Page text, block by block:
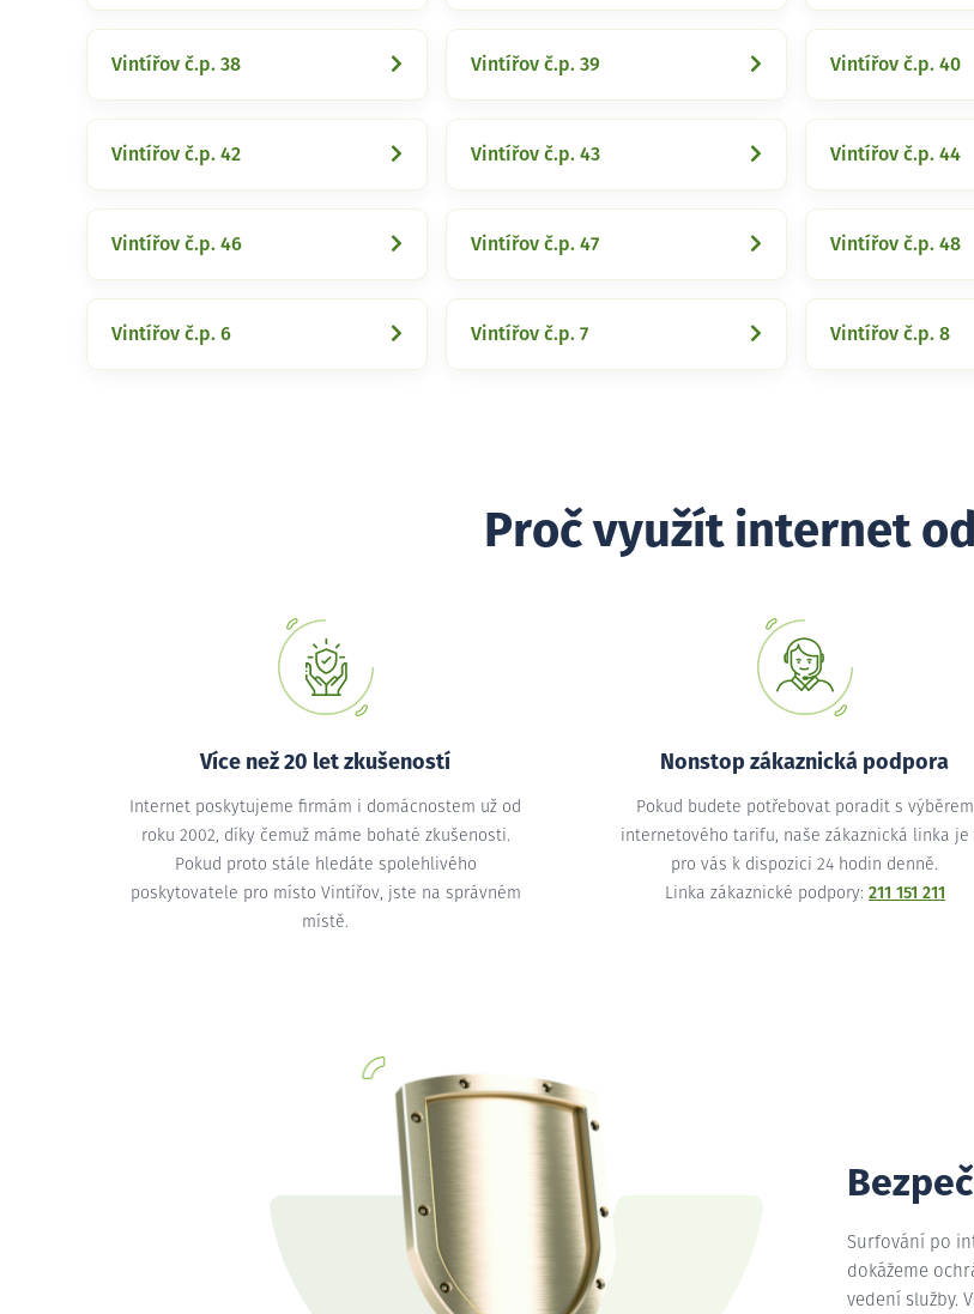
Vintířov č.p. 38 Vintířov č.p. 39 Vintířov č.p. 40
Vintířov č.p. 42 Vintířov č.p. 43 Vintířov č.p. 44
Vintířov č.p. 46 Vintířov č.p. 47 Vintířov č.p. 48
Vintířov č.p. 6 Vintířov č.p. 7 Vintířov č.p. 8
Proč využít internet od
Více než 20 let zkušeností
Internet poskytujeme firmám i domácnostem už od
roku 2002, díky čemuž máme bohaté zkušenosti.
Pokud proto stále hledáte spolehlivého
poskytovatele pro místo Vintířov, jste na správném
místě.
Nonstop zákaznická podpora
Pokud budete potřebovat poradit s výběrem
internetového tarifu, naše zákaznická linka je
pro vás k dispozici 24 hodin denně.
Linka zákaznické podpory: 211 151 211
Surfování po
dokážeme
vedení služby.